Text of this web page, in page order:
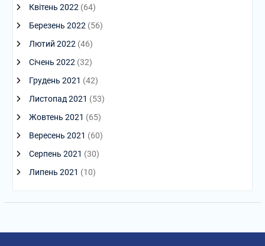
Квітень 2022 (64)
Березень 2022 (56)
Лютий 2022 (46)
Січень 2022 (32)
Грудень 2021 (42)
Листопад 2021 (53)
Жовтень 2021 (65)
Вересень 2021 (60)
Серпень 2021 (30)
Липень 2021 (10)